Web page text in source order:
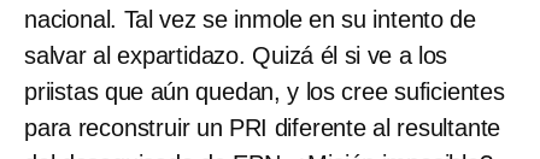
nacional. Tal vez se inmole en su intento de
salvar al expartidazo. Quizá él si ve a los
priistas que aún quedan, y los cree suficientes
para reconstruir un PRI diferente al resultante